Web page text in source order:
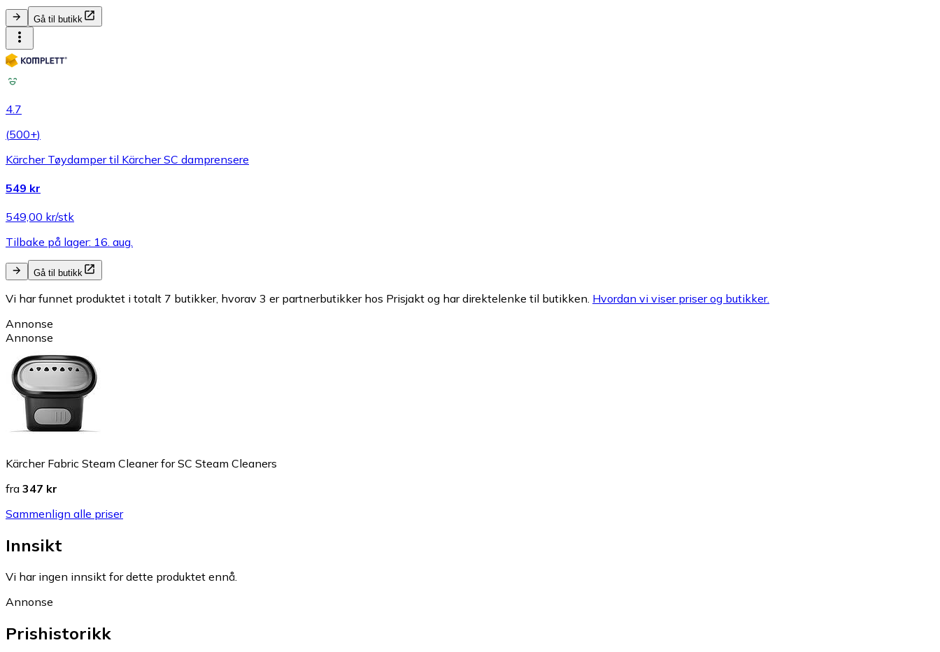
Gå til butikk
4.7
(500+)
Kärcher Tøydamper til Kärcher SC damprensere
549 kr
549,00 kr/stk
Tilbake på lager: 16. aug.
Gå til butikk
Vi har funnet produktet i totalt 7 butikker, hvorav 3 er partnerbutikker hos Prisjakt og har direktelenke til butikken. Hvordan vi viser priser og butikker.
Annonse
Annonse
Kärcher Fabric Steam Cleaner for SC Steam Cleaners
fra 347 kr
Sammenlign alle priser
Innsikt
Vi har ingen innsikt for dette produktet ennå.
Annonse
Prishistorikk